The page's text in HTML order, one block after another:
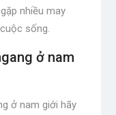
nhiều may
sống.
ở nam
ở nam giới hãy